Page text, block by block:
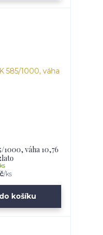
1000, váha 10,76
/ks
košíku